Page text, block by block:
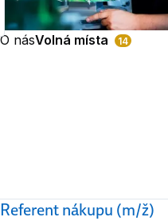
O násVolná místa 14
Referent nákupu (m/ž)